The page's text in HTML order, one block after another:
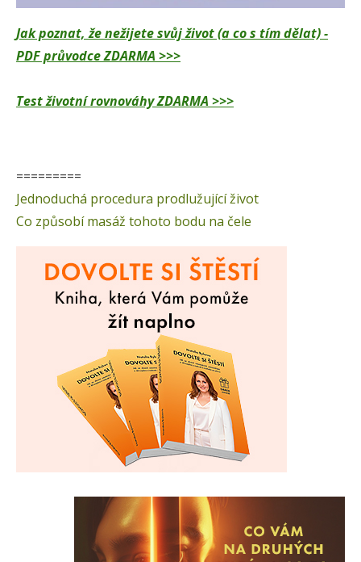
Jak poznat, že nežijete svůj život (a co s tím dělat) -
PDF průvodce ZDARMA >>>
Test životní rovnováhy ZDARMA >>>
=========
Jednoduchá procedura prodlužující život
Co způsobí masáž tohoto bodu na čele